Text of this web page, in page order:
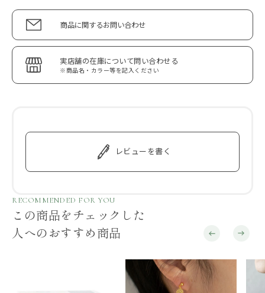
商品に関するお問い合わせ
実店舗の在庫について問い合わせる
※商品名・カラー等を記入ください
レビューを書く
RECOMMENDED FOR YOU
この商品をチェックした
人へのおすすめ商品